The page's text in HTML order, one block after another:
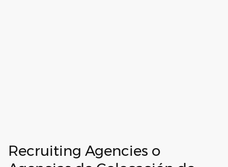
Recruiting Agencies o